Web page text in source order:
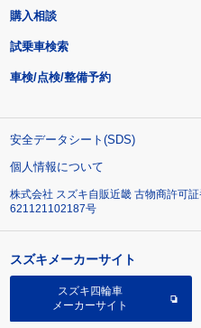
購入相談
試乗車検索
車検/点検/整備予約
安全データシート(SDS)
個人情報について
株式会社 スズキ自販近畿 古物商許可
621121102187号
スズキメーカーサイト
スズキ四輪車
メーカーサイト